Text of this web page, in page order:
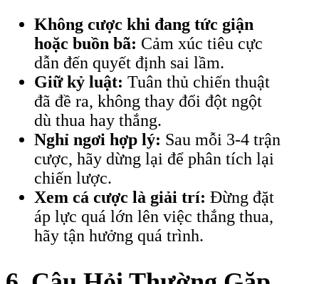
Không cược khi đang tức giận
hoặc buồn bã: Cảm xúc tiêu cực
dẫn đến quyết định sai lầm.
Giữ kỷ luật: Tuân thủ chiến thuật
đã đề ra, không thay đổi đột ngột
dù thua hay thắng.
Nghỉ ngơi hợp lý: Sau mỗi 3-4 trận
cược, hãy dừng lại để phân tích lại
chiến lược.
Xem cá cược là giải trí: Đừng đặt
áp lực quá lớn lên việc thắng thua,
hãy tận hưởng quá trình.